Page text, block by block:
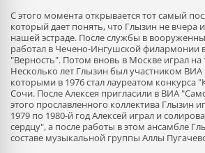
С этого момента открывается тот самый
который дает понять, что Глызин не вчера
нашей эстраде. После службы в
работал в Чечено-Ингушской филармонии
"Верность". Потом вновь в Москве играл
Несколько лет Глызин был участником
которыми в 1976 стал лауреатом конкурса
Сочи. После Алексея пригласили в ВИА
этого прославленного коллектива Глызин
1979 по 1980-й год Алексей играл и
сердцу", а после работы в этом ансамбле
составе музыкальной группы Аллы